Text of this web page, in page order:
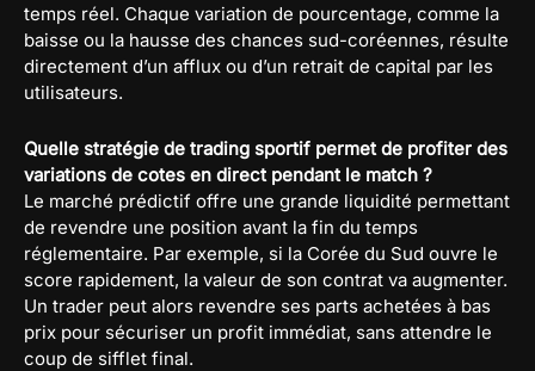
temps réel. Chaque variation de pourcentage, comme la
baisse ou la hausse des chances sud-coréennes, résulte
directement d’un afflux ou d’un retrait de capital par les
utilisateurs.
Quelle stratégie de trading sportif permet de profiter des
variations de cotes en direct pendant le match ?
Le marché prédictif offre une grande liquidité permettant
de revendre une position avant la fin du temps
réglementaire. Par exemple, si la Corée du Sud ouvre le
score rapidement, la valeur de son contrat va augmenter.
Un trader peut alors revendre ses parts achetées à bas
prix pour sécuriser un profit immédiat, sans attendre le
coup de sifflet final.